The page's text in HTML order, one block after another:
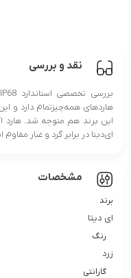
نقد و بررسی
هاردهای همه‌چیزتمام دارد و
ای‌دیتا در برابر گرد و غبار
مشخصات
برند
ای دیتا
رنگ
زرد
گارانتی